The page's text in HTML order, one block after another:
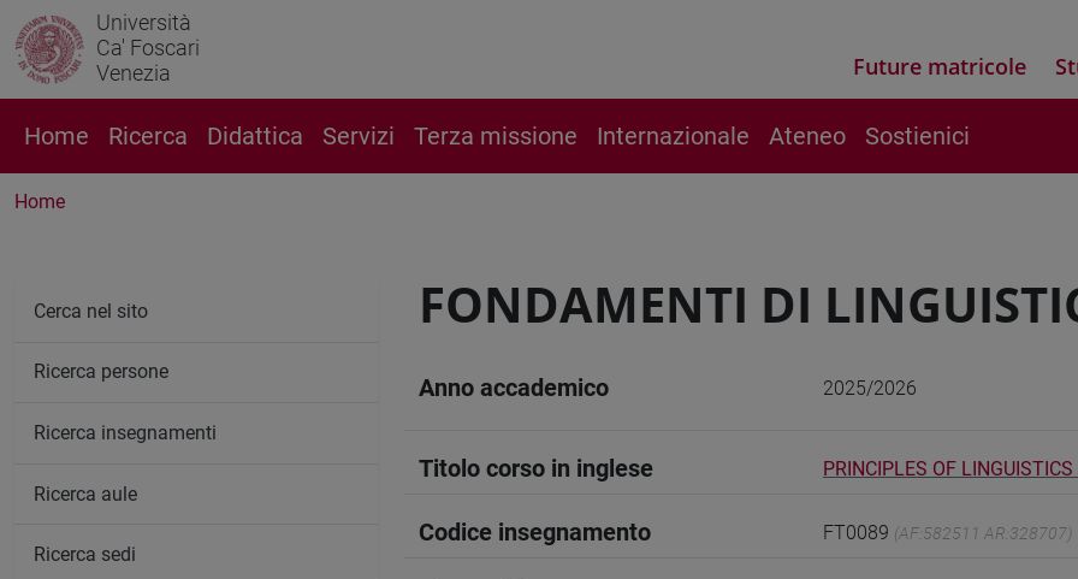
Università
Ca' Foscari
Venezia
Future matricole
Home Ricerca Didattica Servizi Terza missione Internazionale Ateneo Sostienici
Home
FONDAMENTI DI
Anno accademico 2025/2026
Titolo corso in inglese PRINCIPLES OF LINGUISTICS
Codice insegnamento FT0089 (AF:582511 AR:328707)
Cerca nel sito
Ricerca persone
Ricerca insegnamenti
Ricerca aule
Ricerca sedi